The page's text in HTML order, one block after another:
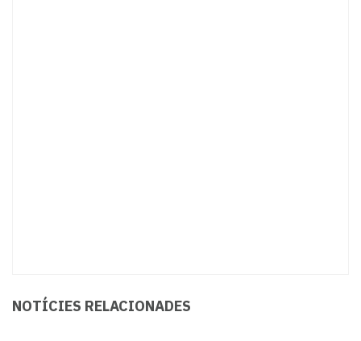
NOTÍCIES RELACIONADES